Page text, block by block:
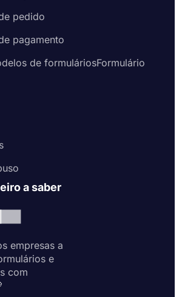
pedido
pagamento
de formuláriosFormulário
a saber
empresas a
e
com